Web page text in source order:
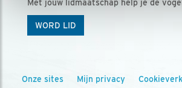
Met jouw lidmaatschap help je de
WORD LID
Onze sites Mijn privacy